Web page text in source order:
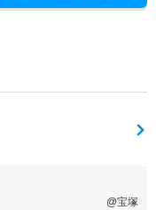
@宝塚